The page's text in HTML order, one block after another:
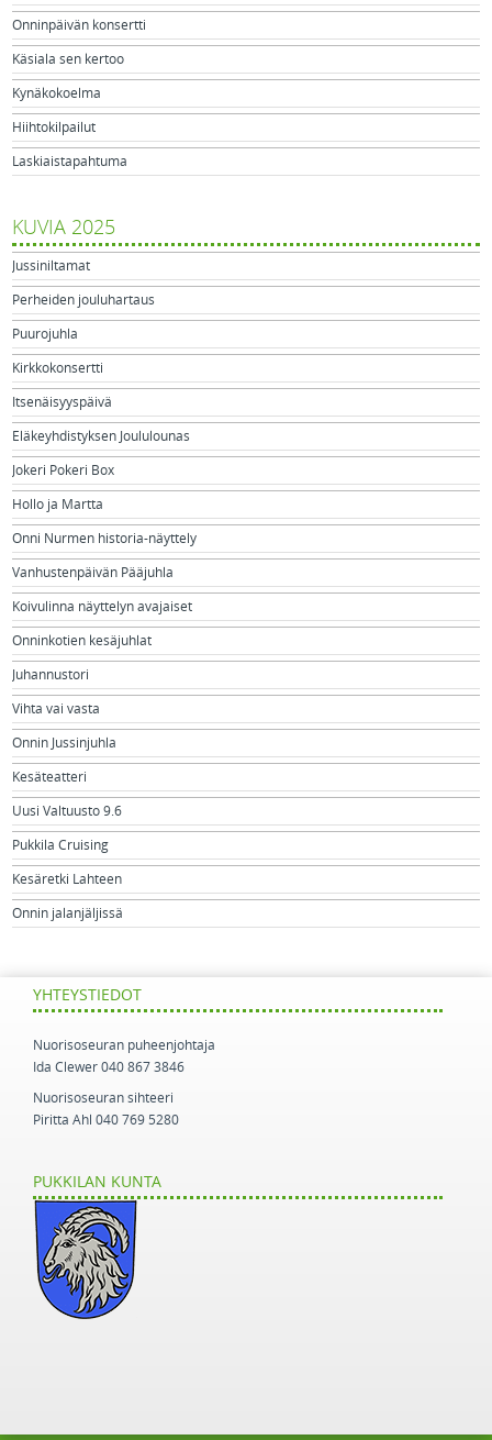
Onninpäivän konsertti
Käsiala sen kertoo
Kynäkokoelma
Hiihtokilpailut
Laskiaistapahtuma
KUVIA 2025
Jussiniltamat
Perheiden jouluhartaus
Puurojuhla
Kirkkokonsertti
Itsenäisyyspäivä
Eläkeyhdistyksen Joululounas
Jokeri Pokeri Box
Hollo ja Martta
Onni Nurmen historia-näyttely
Vanhustenpäivän Pääjuhla
Koivulinna näyttelyn avajaiset
Onninkotien kesäjuhlat
Juhannustori
Vihta vai vasta
Onnin Jussinjuhla
Kesäteatteri
Uusi Valtuusto 9.6
Pukkila Cruising
Kesäretki Lahteen
Onnin jalanjäljissä
YHTEYSTIEDOT
Nuorisoseuran puheenjohtaja
Ida Clewer 040 867 3846
Nuorisoseuran sihteeri
Piritta Ahl 040 769 5280
PUKKILAN KUNTA